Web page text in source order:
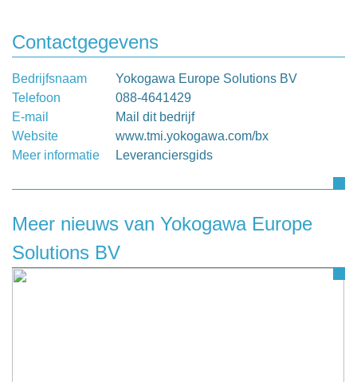
Contactgegevens
Bedrijfsnaam
Yokogawa Europe Solutions BV
Telefoon
088-4641429
E-mail
Mail dit bedrijf
Website
www.tmi.yokogawa.com/bx
Meer informatie
Leveranciersgids
Meer nieuws van Yokogawa Europe
Solutions BV